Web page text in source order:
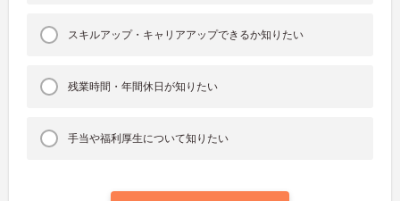
スキルアップ・キャリアアップできるか知りたい
残業時間・年間休日が知りたい
手当や福利厚生について知りたい